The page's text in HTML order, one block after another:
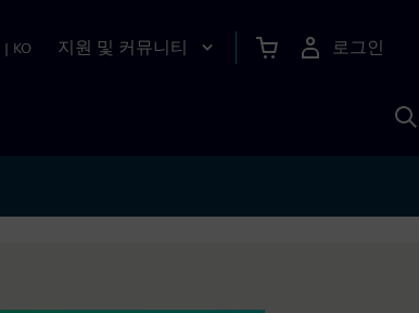
| KO 지원 및 커뮤니티 로그인